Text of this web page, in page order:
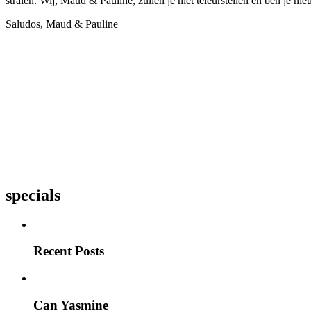
Saludos, Maud & Pauline
specials
Recent Posts
Can Yasmine